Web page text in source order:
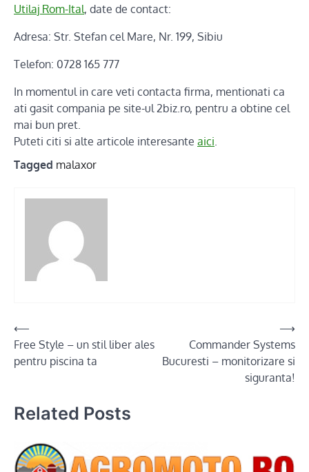
Utilaj Rom-Ital, date de contact:
Adresa: Str. Stefan cel Mare, Nr. 199, Sibiu
Telefon: 0728 165 777
In momentul in care veti contacta firma, mentionati ca
ati gasit compania pe site-ul 2biz.ro, pentru a obtine cel
mai bun pret.
Puteti citi si alte articole interesante aici.
Tagged malaxor
Post
navigation
⟵
Free Style – un stil liber ales
pentru piscina ta
Commander Systems
Bucuresti – monitorizare si
siguranta!
⟶
Related Posts